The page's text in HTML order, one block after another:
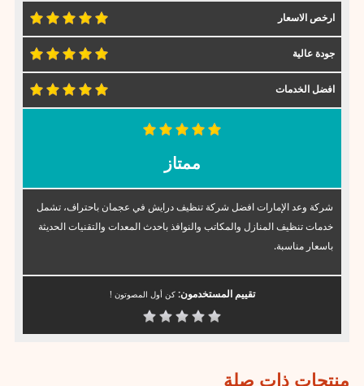
ارخص الاسعار
جودة عالية
افضل الخدمات
ممتاز
شركة وعد الإمارات افضل شركة تنظيف درايش في عجمان باحتراف، تشمل
خدمات تنظيف المنازل والمكاتب والنوافذ باحدث المعدات والتقنيات الحديثة
باسعار مناسبة.
تقييم المستخدمون:كن أول المصوتون !
منتجات ذات صلة